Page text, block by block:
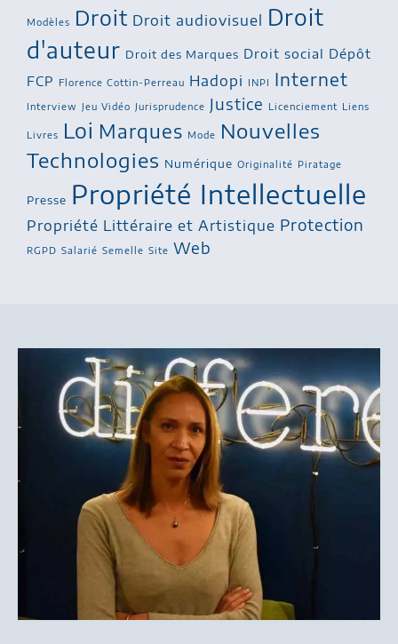
Modèles Droit Droit audiovisuel Droit
d'auteur Droit des Marques Droit social Dépôt
FCP
Florence Cottin-Perreau Hadopi INPI Internet
Interview Jeu Vidéo Jurisprudence Justice Licenciement Liens
Livres Loi Marques Mode
Nouvelles
Technologies Numérique Originalité Piratage
Presse Propriété Intellectuelle
Propriété Littéraire et Artistique Protection
RGPD Salarié Semelle Site Web